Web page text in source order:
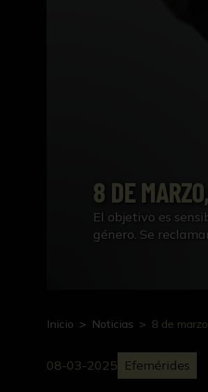
8 DE
El objetivo es
género. Se
Inicio Noticias 8 de
08-03-2025 Efemérides